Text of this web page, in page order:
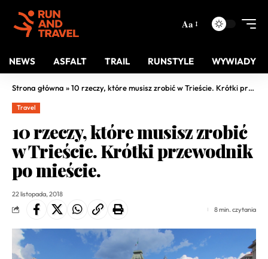
Aa
NEWS ASFALT TRAIL RUNSTYLE WYWIADY
Strona główna »10 rzeczy, które musisz zrobić w Trieście. Krótki przewodnik po mieście.
Travel
10 rzeczy, które musisz zrobić
w Trieście. Krótki przewodnik
po mieście.
22 listopada, 2018
8 min. czytania